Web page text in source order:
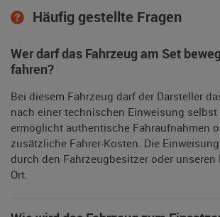
Häufig gestellte Fragen
Wer darf das Fahrzeug am Set
fahren?
Bei diesem Fahrzeug darf der Darsteller
nach einer technischen Einweisung selbst
ermöglicht authentische Fahraufnahmen
zusätzliche Fahrer-Kosten. Die
durch den Fahrzeugbesitzer oder unseren
Ort.